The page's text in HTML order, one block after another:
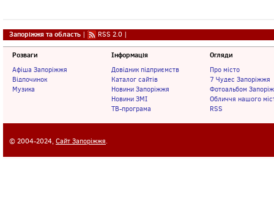
Запоріжжя та область | RSS 2.0 |
Розваги
Афіша Запоріжжя
Відпочинок
Музика
Інформація
Довідник підприємств
Каталог сайтів
Новини Запоріжжя
Новини ЗМІ
ТВ-програма
Огляди
Про місто
7 Чудес Запоріжжя
Фотоальбом
Обличчя нашого
RSS
© 2004-2024, Сайт Запоріжжя.